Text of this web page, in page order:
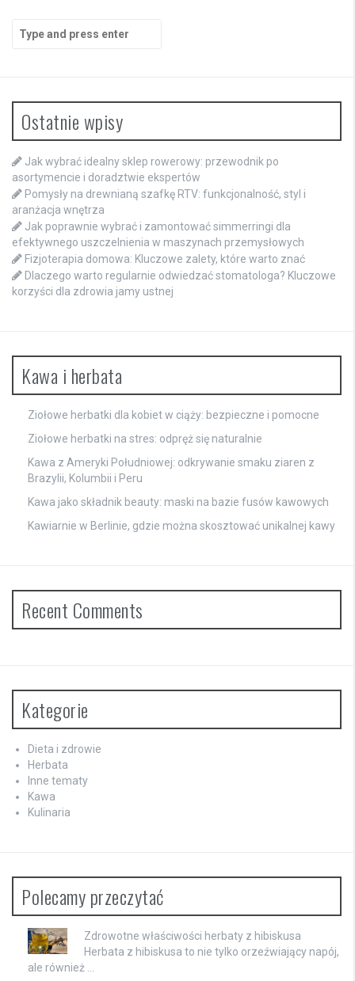
for:
Ostatnie wpisy
Jak wybrać idealny sklep rowerowy: przewodnik po
asortymencie i doradztwie ekspertów
Pomysły na drewnianą szafkę RTV: funkcjonalność, styl i
aranżacja wnętrza
Jak poprawnie wybrać i zamontować simmerringi dla
efektywnego uszczelnienia w maszynach przemysłowych
Fizjoterapia domowa: Kluczowe zalety, które warto znać
Dlaczego warto regularnie odwiedzać stomatologa? Kluczowe
korzyści dla zdrowia jamy ustnej
Kawa i herbata
Ziołowe herbatki dla kobiet w ciąży: bezpieczne i pomocne
Ziołowe herbatki na stres: odpręż się naturalnie
Kawa z Ameryki Południowej: odkrywanie smaku ziaren z
Brazylii, Kolumbii i Peru
Kawa jako składnik beauty: maski na bazie fusów kawowych
Kawiarnie w Berlinie, gdzie można skosztować unikalnej kawy
Recent Comments
Kategorie
Dieta i zdrowie
Herbata
Inne tematy
Kawa
Kulinaria
Polecamy przeczytać
Zdrowotne właściwości herbaty z hibiskusa
Herbata z hibiskusa to nie tylko orzeźwiający napój,
ale również …